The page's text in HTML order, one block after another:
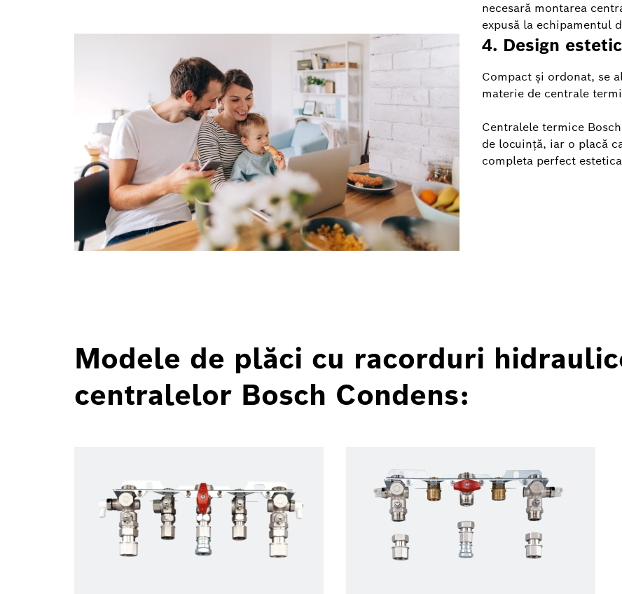
necesară montarea
expusă la echipamentul
4. Design
Compact și ordonat, se
materie de centrale
Centralele termice
de locuință, iar o placă
completa perfect
Modele de plăci cu racorduri
centralelor Bosch Condens: